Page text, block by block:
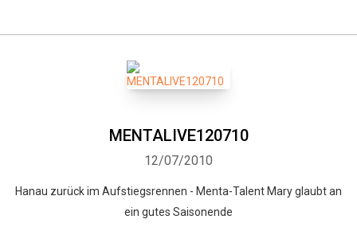
MENTALIVE120710
12/07/2010
Hanau zurück im Aufstiegsrennen - Menta-Talent Mary glaubt an
ein gutes Saisonende